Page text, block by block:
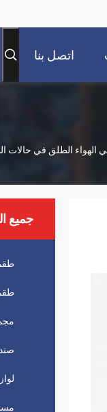
اتصل بنا
الهواء الطلق في حالات
جميع